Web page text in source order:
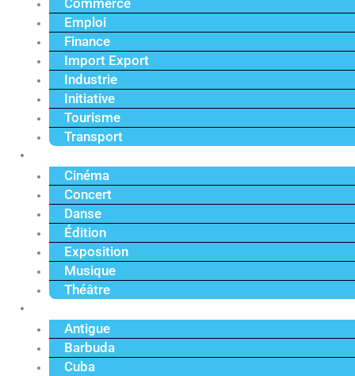
Commerce
Emploi
Finance
Import Export
Industrie
Initiative
Tourisme
Transport
Cinéma
Concert
Danse
Édition
Exposition
Musique
Théâtre
Antigue
Barbuda
Cuba